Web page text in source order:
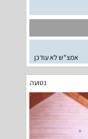
אמצ"ש לא עודכן
נטועה